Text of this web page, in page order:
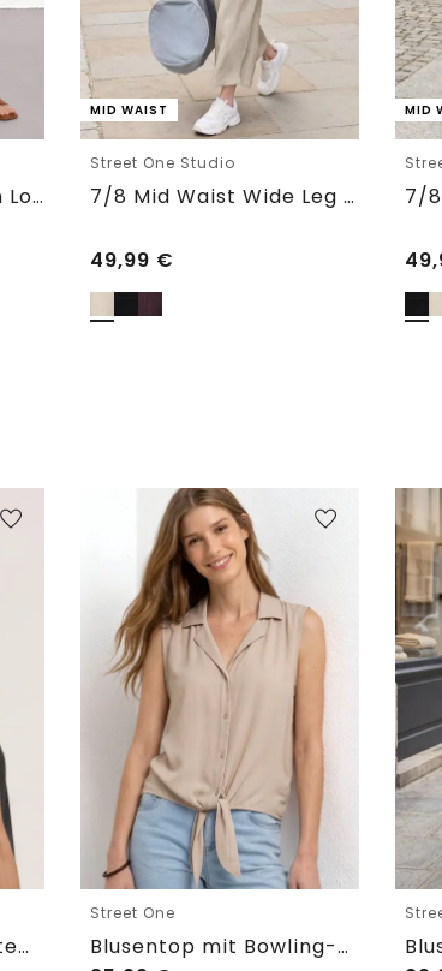
7/8 Wide Leg Hose im Loose Fit
MID WAIST
Street One Studio
7/8 Mid Waist Wide Leg Hose im Leinen-Look
49,99 €
MID
Blusentop mit gerafftem Rundhals
Street One
Blusentop mit Bowling-Kragen und Knoten